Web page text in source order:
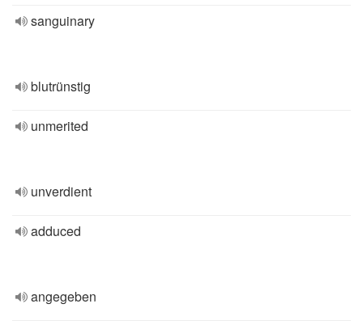
sanguinary
blutrünstig
unmerited
unverdient
adduced
angegeben